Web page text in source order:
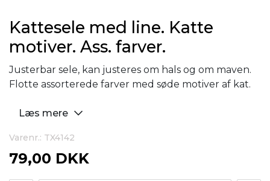
Kattesele med line. Katte
motiver. Ass. farver.
Justerbar sele, kan justeres om hals og om maven.
Flotte assorterede farver med søde motiver af kat.
Læs mere
Varenr.: TX4142
79,00 DKK